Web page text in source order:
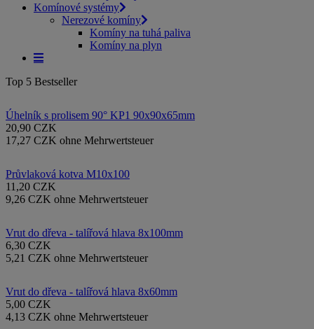
Komínové systémy
Nerezové komíny
Komíny na tuhá paliva
Komíny na plyn
Top 5 Bestseller
Úhelník s prolisem 90° KP1 90x90x65mm
20,90 CZK
17,27 CZK ohne Mehrwertsteuer
Průvlaková kotva M10x100
11,20 CZK
9,26 CZK ohne Mehrwertsteuer
Vrut do dřeva - talířová hlava 8x100mm
6,30 CZK
5,21 CZK ohne Mehrwertsteuer
Vrut do dřeva - talířová hlava 8x60mm
5,00 CZK
4,13 CZK ohne Mehrwertsteuer